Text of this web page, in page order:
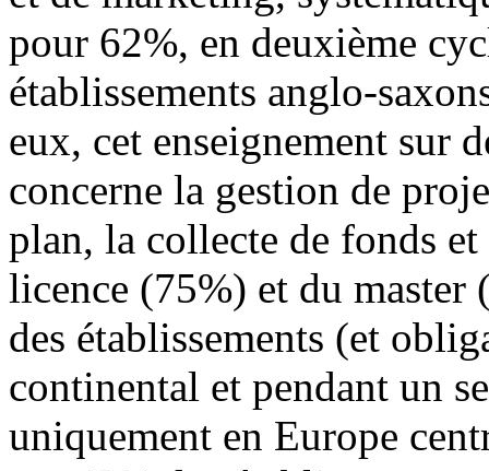
pour 62%, en deuxième
établissements anglo-
eux, cet enseignement sur
concerne la gestion de
plan, la collecte de fonds
licence (75%) et du master
des établissements (et
continental et pendant un
uniquement en Europe